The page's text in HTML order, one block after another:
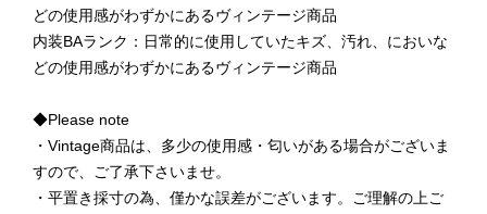
どの使用感がわずかにあるヴィンテージ商品
内装BAランク：日常的に使用していたキズ、汚れ、においな
どの使用感がわずかにあるヴィンテージ商品
◆Please note
・Vintage商品は、多少の使用感・匂いがある場合がございま
すので、ご了承下さいませ。
・平置き採寸の為、僅かな誤差がございます。ご理解の上ご